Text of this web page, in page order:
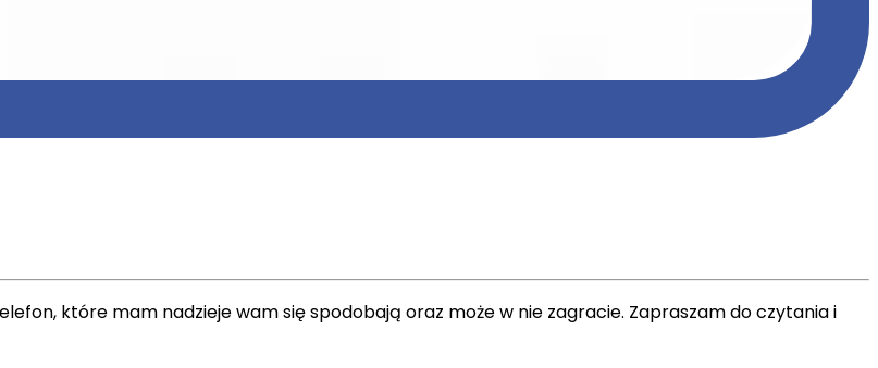
które mam nadzieje wam się spodobają oraz może w nie zagracie. Zapraszam do czytania i